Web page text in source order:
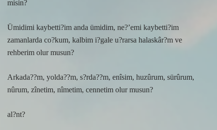
misin?
Ümidimi kaybetti?im anda ümidim, ne?’emi kaybetti?im
zamanlarda co?kum, kalbim i?gale u?rarsa halaskâr?m ve
rehberim olur musun?
Arkada??m, yolda??m, s?rda??m, enîsim, huzûrum, sürûrum,
nûrum, zînetim, nîmetim, cennetim olur musun?
al?nt?